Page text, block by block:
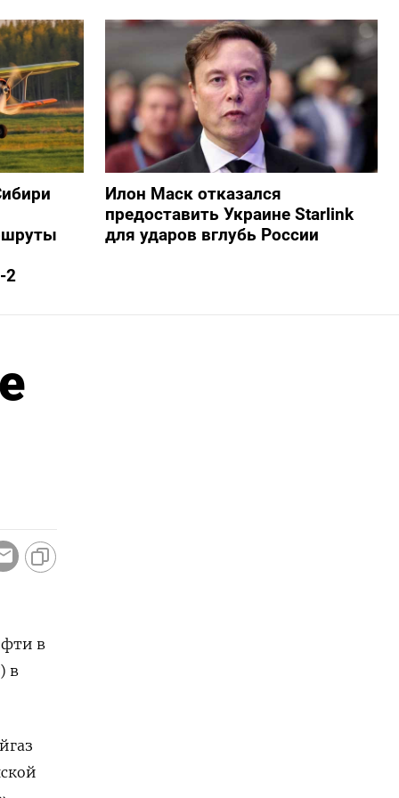
2
Илон Маск отказался
предоставить Украине Starlink
для ударов вглубь России
в
в